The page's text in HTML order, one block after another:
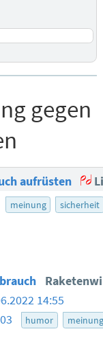
gegen
aufrüsten
meinung sicherheit
14:55
humor meinung